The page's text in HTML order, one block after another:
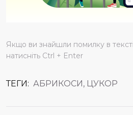
Якщо ви знайшли помилку в тексті,
натисніть Ctrl + Enter
ТЕГИ: АБРИКОСИ, ЦУКОР